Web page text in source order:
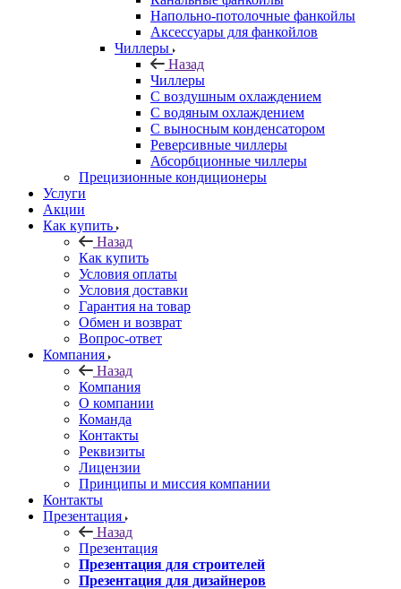
Напольно-потолочные фанкойлы
Аксессуары для фанкойлов
Чиллеры
Назад
Чиллеры
С воздушным охлаждением
С водяным охлаждением
С выносным конденсатором
Реверсивные чиллеры
Абсорбционные чиллеры
Прецизионные кондиционеры
Услуги
Акции
Как купить
Назад
Как купить
Условия оплаты
Условия доставки
Гарантия на товар
Обмен и возврат
Вопрос-ответ
Компания
Назад
Компания
О компании
Команда
Контакты
Реквизиты
Лицензии
Принципы и миссия компании
Контакты
Презентация
Назад
Презентация
Презентация для строителей
Презентация для дизайнеров